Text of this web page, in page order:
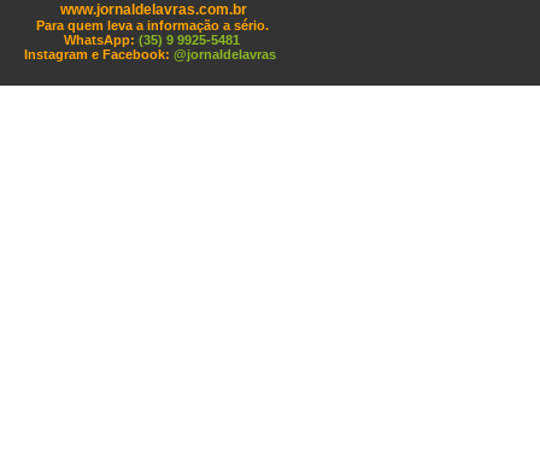
www.jornaldelavras.com.br
Para quem leva a informação a sério.
WhatsApp: (35) 9 9925-5481
Instagram e Facebook: @jornaldelavras